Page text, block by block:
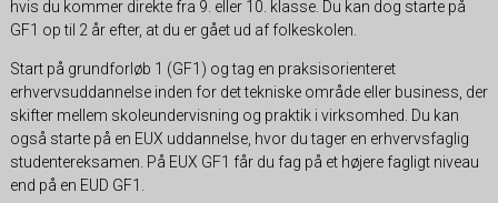
hvis du kommer direkte fra 9. eller 10. klasse. Du kan dog starte på
GF1 op til 2 år efter, at du er gået ud af folkeskolen.
Start på grundforløb 1 (GF1) og tag en praksisorienteret
erhvervsuddannelse inden for det tekniske område eller business, der
skifter mellem skoleundervisning og praktik i virksomhed. Du kan
også starte på en EUX uddannelse, hvor du tager en erhvervsfaglig
studentereksamen. På EUX GF1 får du fag på et højere fagligt niveau
end på en EUD GF1.